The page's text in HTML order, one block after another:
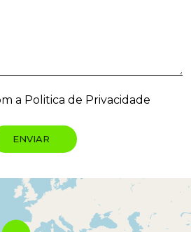
a Politica de Privacidade